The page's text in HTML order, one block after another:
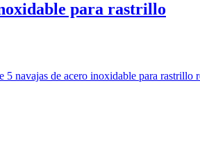
para rastrillo
5 navajas de acero inoxidable para rastrillo